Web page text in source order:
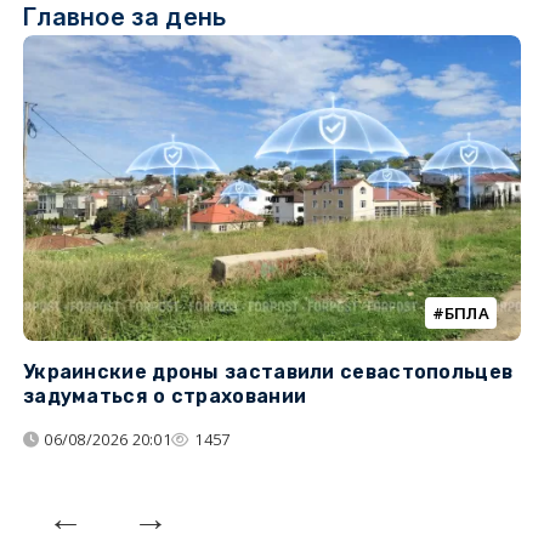
Главное за день
БПЛА
Украинские дроны заставили севастопольцев
задуматься о страховании
06/08/2026 20:01 1457